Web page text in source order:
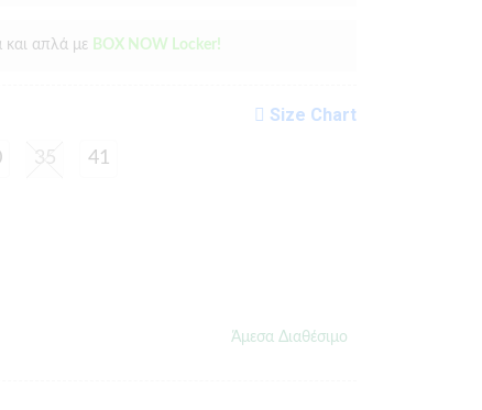
και απλά με BOX NOW Locker!
Size Chart
35 41
Άμεσα Διαθέσιμο